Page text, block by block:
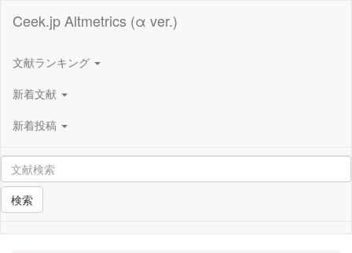
Ceek.jp Altmetrics (α ver.)
文献ランキング
新着文献
新着投稿
検索